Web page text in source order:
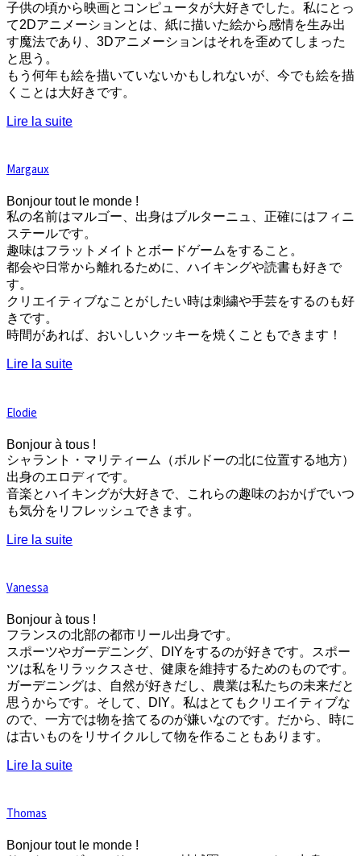
子供の頃から映画とコンピュータが大好きでした。私にとっ
て2Dアニメーションとは、紙に描いた絵から感情を生み出
す魔法であり、3Dアニメーションはそれを歪めてしまった
と思う。
もう何年も絵を描いていないかもしれないが、今でも絵を描
くことは大好きです。
Lire la suite
Margaux
Bonjour tout le monde !
私の名前はマルゴー、出身はブルターニュ、正確にはフィニ
ステールです。
趣味はフラットメイトとボードゲームをすること。
都会や日常から離れるために、ハイキングや読書も好きで
す。
クリエイティブなことがしたい時は刺繍や手芸をするのも好
きです。
時間があれば、おいしいクッキーを焼くこともできます！
Lire la suite
Elodie
Bonjour à tous !
シャラント・マリティーム（ボルドーの北に位置する地方）
出身のエロディです。
音楽とハイキングが大好きで、これらの趣味のおかげでいつ
も気分をリフレッシュできます。
Lire la suite
Vanessa
Bonjour à tous !
フランスの北部の都市リール出身です。
スポーツやガーデニング、DIYをするのが好きです。スポー
ツは私をリラックスさせ、健康を維持するためのものです。
ガーデニングは、自然が好きだし、農業は私たちの未来だと
思うからです。そして、DIY。私はとてもクリエイティブな
ので、一方では物を捨てるのが嫌いなのです。だから、時に
は古いものをリサイクルして物を作ることもあります。
Lire la suite
Thomas
Bonjour tout le monde !